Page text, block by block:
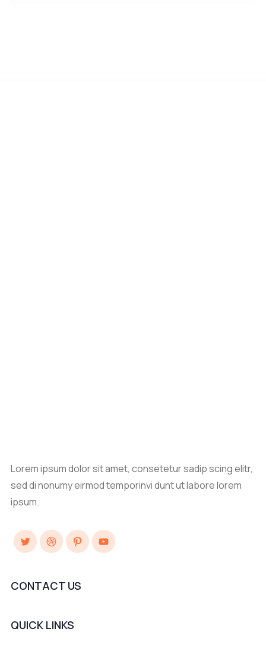
Lorem ipsum dolor sit amet, consetetur sadip scing elitr,
sed di nonumy eirmod temporinvi dunt ut labore lorem
ipsum.
TwitterDribbblePinterestYouTube
CONTACT US
QUICK LINKS